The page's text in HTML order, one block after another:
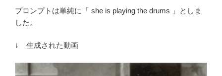
プロンプトは単純に「 she is playing the drums 」としま
した。
↓ 生成された動画